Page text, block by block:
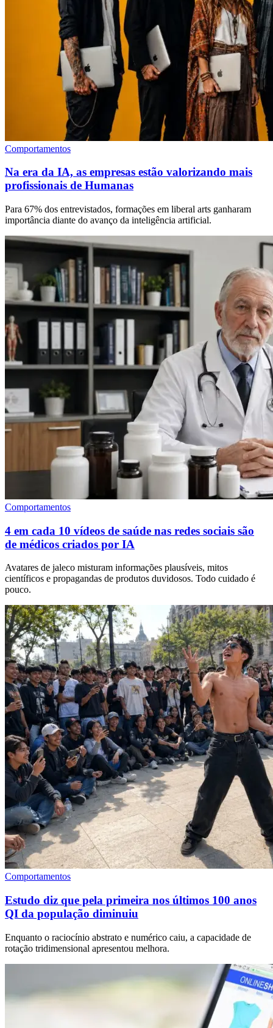
Comportamentos
Na era da IA, as empresas estão valorizando mais
profissionais de Humanas
Para 67% dos entrevistados, formações em liberal arts ganharam
importância diante do avanço da inteligência artificial.
Comportamentos
4 em cada 10 vídeos de saúde nas redes sociais são
de médicos criados por IA
Avatares de jaleco misturam informações plausíveis, mitos
científicos e propagandas de produtos duvidosos. Todo cuidado é
pouco.
Comportamentos
Estudo diz que pela primeira nos últimos 100 anos
QI da população diminuiu
Enquanto o raciocínio abstrato e numérico caiu, a capacidade de
rotação tridimensional apresentou melhora.